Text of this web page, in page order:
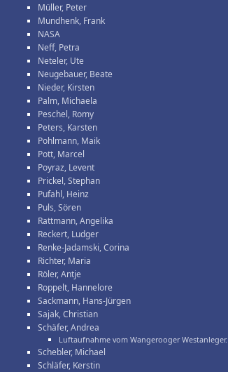
Müller, Peter
Mundhenk, Frank
NASA
Neff, Petra
Neteler, Ute
Neugebauer, Beate
Nieder, Kirsten
Palm, Michaela
Peschel, Romy
Peters, Karsten
Pohlmann, Maik
Pott, Marcel
Poyraz, Levent
Prickel, Stephan
Pufahl, Heinz
Puls, Sören
Rattmann, Angelika
Reckert, Ludger
Renke-Jadamski, Corina
Richter, Maria
Röler, Antje
Roppelt, Hannelore
Sackmann, Hans-Jürgen
Sajak, Christian
Schäfer, Andrea
Luftaufnahme vom Wangerooger Westanleger.
Schebler, Michael
Schläfer, Kerstin